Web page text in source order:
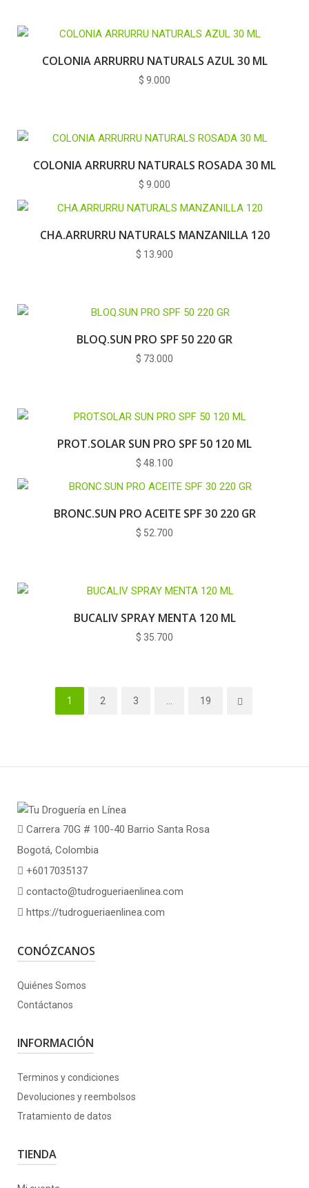
COLONIA ARRURRU NATURALS AZUL 30 ML
$ 9.000
COLONIA ARRURRU NATURALS ROSADA 30 ML
$ 9.000
CHA.ARRURRU NATURALS MANZANILLA 120
$ 13.900
BLOQ.SUN PRO SPF 50 220 GR
$ 73.000
PROT.SOLAR SUN PRO SPF 50 120 ML
$ 48.100
BRONC.SUN PRO ACEITE SPF 30 220 GR
$ 52.700
BUCALIV SPRAY MENTA 120 ML
$ 35.700
1 2 3 19
Carrera 70G # 100-40 Barrio Santa Rosa
Bogotá, Colombia
+6017035137
contacto@tudrogueriaenlinea.com
https://tudrogueriaenlinea.com
CONÓZCANOS
Quiénes Somos
Contáctanos
INFORMACIÓN
Terminos y condiciones
Devoluciones y reembolsos
Tratamiento de datos
TIENDA